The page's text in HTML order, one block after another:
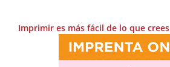
Imprimir es más fácil de lo que crees